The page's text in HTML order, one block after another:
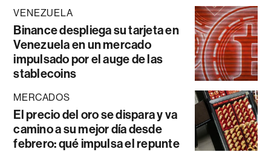
VENEZUELA
Binance despliega su tarjeta en
Venezuela en un mercado
impulsado por el auge de las
stablecoins
MERCADOS
El precio del oro se dispara y va
camino a su mejor día desde
febrero: qué impulsa el repunte